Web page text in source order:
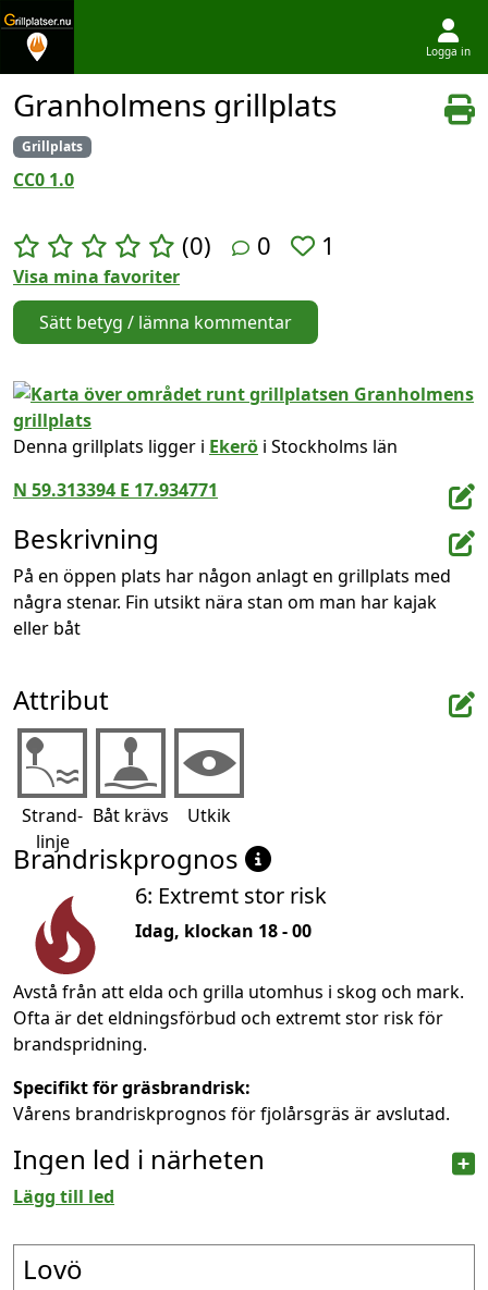
Logga in
Granholmens grillplats
Grillplats
CC0 1.0
(0) 0 1
Visa mina favoriter
Sätt betyg / lämna kommentar
Denna grillplats ligger i Ekerö i Stockholms län
N 59.313394 E 17.934771
Beskrivning
På en öppen plats har någon anlagt en grillplats med
några stenar. Fin utsikt nära stan om man har kajak
eller båt
Attribut
Strand-
linje
Båt krävs Utkik
Brandriskprognos
6: Extremt stor risk
Idag, klockan 18 - 00
Avstå från att elda och grilla utomhus i skog och mark.
Ofta är det eldningsförbud och extremt stor risk för
brandspridning.
Specifikt för gräsbrandrisk:
Vårens brandriskprognos för fjolårsgräs är avslutad.
Ingen led i närheten
Lägg till led
Lovö